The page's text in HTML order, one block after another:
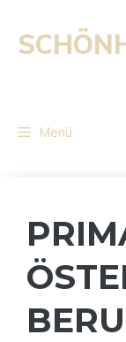
Inhalt
springen
Menü